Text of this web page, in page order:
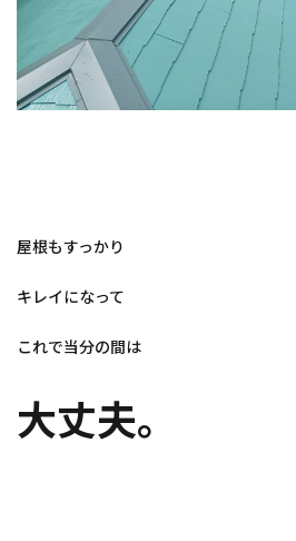
屋根もすっかり
キレイになって
これで当分の間は
大丈夫。